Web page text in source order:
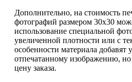
Дополнительно, на стоимость
фотографий размером 30х30
использование специальной
увеличенной плотности или с
особенности материала добавят
отпечатанному изображению,
цену заказа.